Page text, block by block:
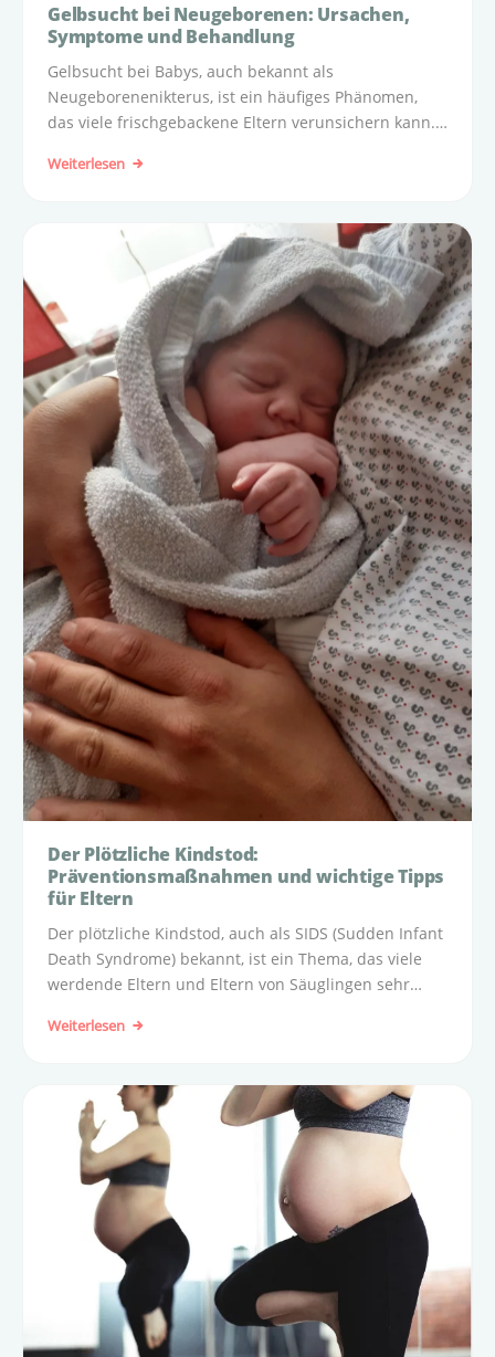
Gelbsucht bei Neugeborenen: Ursachen,
Symptome und Behandlung
Gelbsucht bei Babys, auch bekannt als
Neugeborenenikterus, ist ein häufiges Phänomen,
das viele frischgebackene Eltern verunsichern kann.
Haut und Augen völlig normal und vorübergehend.
Weiterlesen
Der Plötzliche Kindstod:
Präventionsmaßnahmen und wichtige Tipps
für Eltern
Der plötzliche Kindstod, auch als SIDS (Sudden Infant
Death Syndrome) bekannt, ist ein Thema, das viele
werdende Eltern und Eltern von Säuglingen sehr
Weiterlesen